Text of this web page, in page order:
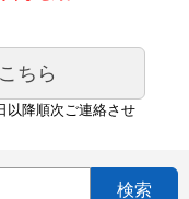
ちら
以降順次ご連絡させ
検索